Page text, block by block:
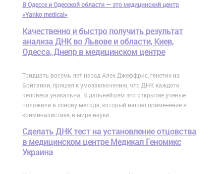
В Одессе и Одесской области — это медицинский центр
«Yanko medical».
Качественно и быстро получить результат
анализа ДНК во Львове и области, Киев,
Одесса, Днепр в медицинском центре
Тридцать восемь лет назад Алек Джеффрис, генетик из
Британии, пришел к умозаключению, что ДНК каждого
человека уникальна. В дальнейшем это открытие ученые
положили в основу метода, который нашел применение в
криминалистике, в мире науки.
Сделать ДНК тест на установление отцовства
в медицинском центре Медикал Геномикс
Украина